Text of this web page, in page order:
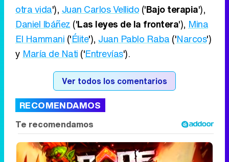
otra vida'), Juan Carlos Vellido ('Bajo terapia'),
Daniel Ibáñez ('Las leyes de la frontera'), Mina
El Hammani ('Élite'), Juan Pablo Raba ('Narcos')
y María de Nati ('Entrevías').
Ver todos los comentarios
RECOMENDAMOS